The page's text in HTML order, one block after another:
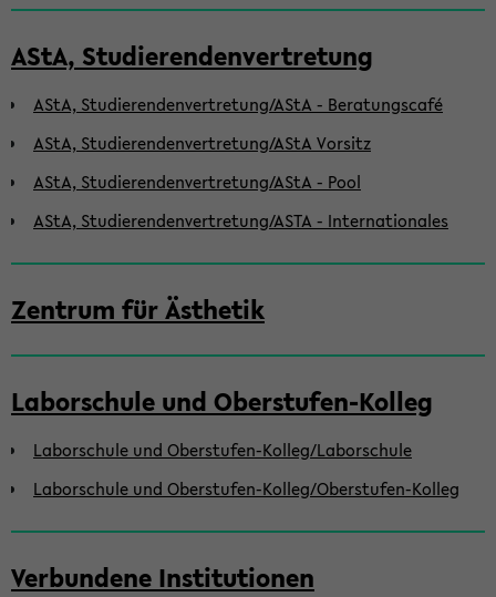
AStA, Studierendenvertretung
AStA, Studierendenvertretung/AStA - Beratungscafé
AStA, Studierendenvertretung/AStA Vorsitz
AStA, Studierendenvertretung/AStA - Pool
AStA, Studierendenvertretung/ASTA - Internationales
Zentrum für Ästhetik
Laborschule und Oberstufen-Kolleg
Laborschule und Oberstufen-Kolleg/Laborschule
Laborschule und Oberstufen-Kolleg/Oberstufen-Kolleg
Verbundene Institutionen